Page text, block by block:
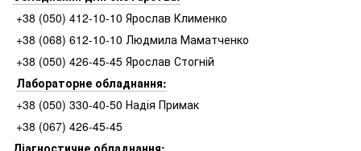
+38 (050) 412-10-10 Ярослав Клименко
+38 (068) 612-10-10 Людмила Маматченко
+38 (050) 426-45-45 Ярослав Стогній
Лабораторне обладнання:
+38 (050) 330-40-50 Надія Примак
+38 (067) 426-45-45